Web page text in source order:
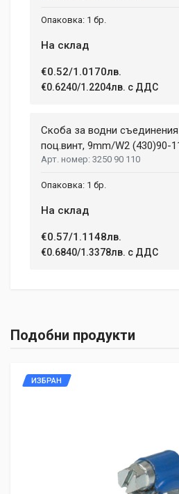
1 бр.
На склад
€0.52/1.0170лв.
€0.6240/1.2204лв. с ДДС
Скоба за водни
поц.винт, 9mm/W2 (430)90-
3250 90 110
1 бр.
На склад
€0.57/1.1148лв.
€0.6840/1.3378лв. с ДДС
Подобни продукти
ИЗБРАН